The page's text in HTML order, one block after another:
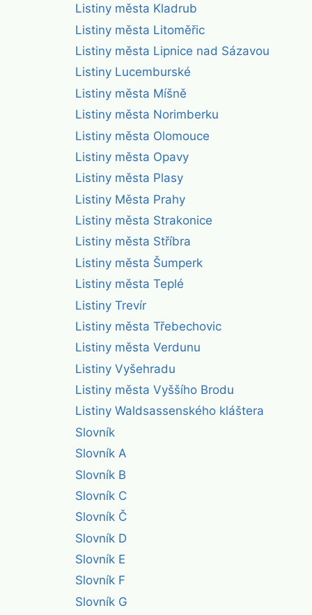
Listiny města Kladrub
Listiny města Litoměřic
Listiny města Lipnice nad Sázavou
Listiny Lucemburské
Listiny města Míšně
Listiny města Norimberku
Listiny města Olomouce
Listiny města Opavy
Listiny města Plasy
Listiny Města Prahy
Listiny města Strakonice
Listiny města Stříbra
Listiny města Šumperk
Listiny města Teplé
Listiny Trevír
Listiny města Třebechovic
Listiny města Verdunu
Listiny Vyšehradu
Listiny města Vyššího Brodu
Listiny Waldsassenského kláštera
Slovník
Slovník A
Slovník B
Slovník C
Slovník Č
Slovník D
Slovník E
Slovník F
Slovník G